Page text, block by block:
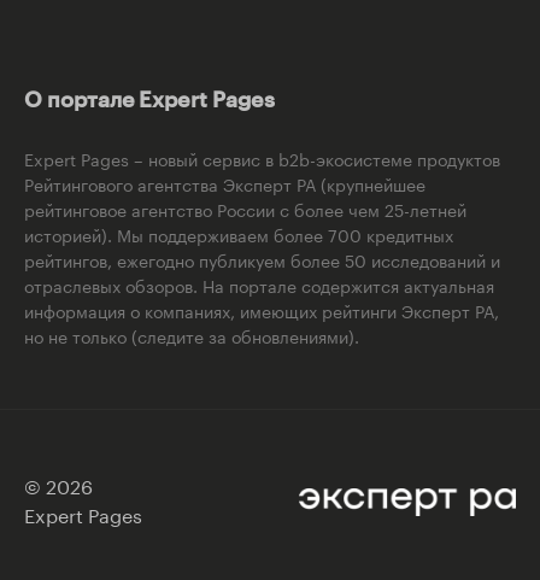
О портале Expert Pages
Expert Pages – новый сервис в b2b-экосистеме продуктов
Рейтингового агентства Эксперт РА (крупнейшее
рейтинговое агентство России с более чем 25-летней
историей). Мы поддерживаем более 700 кредитных
рейтингов, ежегодно публикуем более 50 исследований и
отраслевых обзоров. На портале содержится актуальная
информация о компаниях, имеющих рейтинги Эксперт РА,
но не только (следите за обновлениями).
© 2026
Expert Pages